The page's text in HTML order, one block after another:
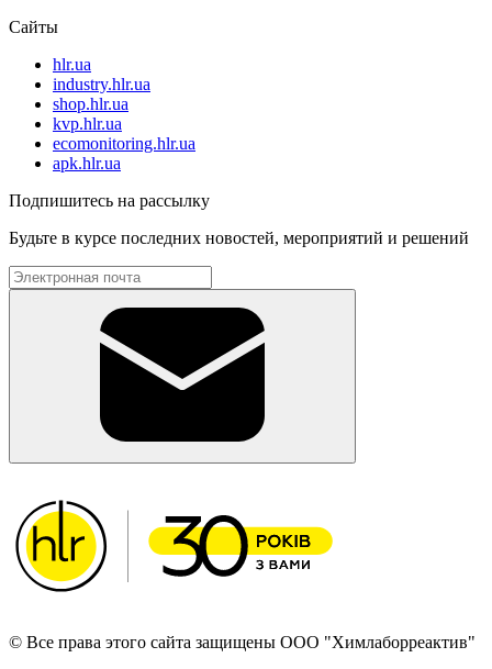
Сайты
hlr.ua
industry.hlr.ua
shop.hlr.ua
kvp.hlr.ua
ecomonitoring.hlr.ua
apk.hlr.ua
Подпишитесь на рассылку
Будьте в курсе последних новостей, мероприятий и решений
© Все права этого сайта защищены ООО "Химлаборреактив"